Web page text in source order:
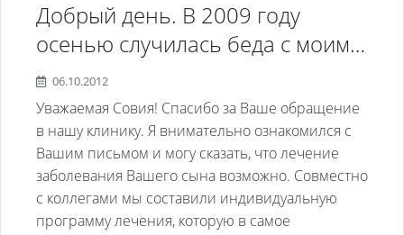
Добрый день. В 2009 году
осенью случилась беда с моим
сыном в 24 года, первый раз.
Рос нормальным, на учете
нигде не стоял, на здоровье не
жаловались. В ноябре 2009 он
неожиданно потерял память,
появились страхи, что его
06.10.2012
Уважаемая Совия! Спасибо за Ваше обращение
в нашу клинику. Я внимательно ознакомился с
Вашим письмом и могу сказать, что лечение
заболевания Вашего сына возможно. Совместно
с коллегами мы составили индивидуальную
программу лечения, которую в самое